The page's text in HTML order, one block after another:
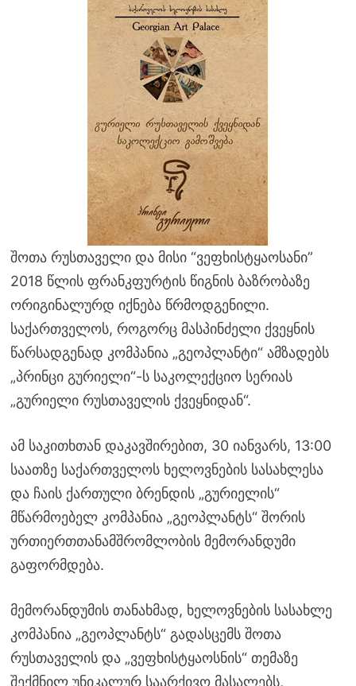
შოთა რუსთაველი და მისი “ვეფხისტყაოსანი”
2018 წლის ფრანკფურტის წიგნის ბაზრობაზე
ორიგინალურდ იქნება წრმოდგენილი.
საქართველოს, როგორც მასპინძელი ქვეყნის
წარსადგენად კომპანია „გეოპლანტი“ ამზადებს
„პრინცი გურიელი“-ს საკოლექციო სერიას
„გურიელი რუსთაველის ქვეყნიდან“.
ამ საკითხთან დაკავშირებით, 30 იანვარს, 13:00
საათზე საქართველოს ხელოვნების სასახლესა
და ჩაის ქართული ბრენდის „გურიელის“
მწარმოებელ კომპანია „გეოპლანტს“ შორის
ურთიერთთანამშრომლობის მემორანდუმი
გაფორმდება.
მემორანდუმის თანახმად, ხელოვნების სასახლე
კომპანია „გეოპლანტს“ გადასცემს შოთა
რუსთაველის და „ვეფხისტყაოსნის“ თემაზე
შექმნილ უნიკალურ საარქივო მასალებს,